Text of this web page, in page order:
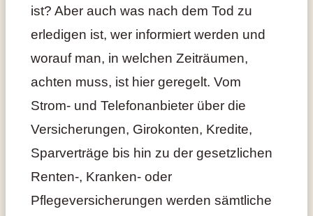
ist? Aber auch was nach dem Tod zu
erledigen ist, wer informiert werden und
worauf man, in welchen Zeiträumen,
achten muss, ist hier geregelt. Vom
Strom- und Telefonanbieter über die
Versicherungen, Girokonten, Kredite,
Sparverträge bis hin zu der gesetzlichen
Renten-, Kranken- oder
Pflegeversicherungen werden sämtliche